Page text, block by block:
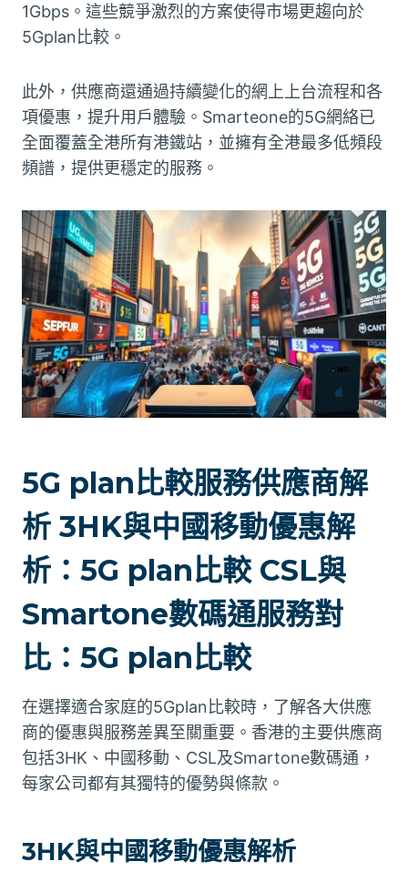
1Gbps。這些競爭激烈的方案使得市場更趨向於
5Gplan比較。
此外，供應商還通過持續變化的網上上台流程和各
項優惠，提升用戶體驗。Smarteone的5G網絡已
全面覆蓋全港所有港鐵站，並擁有全港最多低頻段
頻譜，提供更穩定的服務。
5G plan比較服務供應商解
析 3HK與中國移動優惠解
析：5G plan比較 CSL與
Smartone數碼通服務對
比：5G plan比較
在選擇適合家庭的5Gplan比較時，了解各大供應
商的優惠與服務差異至關重要。香港的主要供應商
包括3HK、中國移動、CSL及Smartone數碼通，
每家公司都有其獨特的優勢與條款。
3HK與中國移動優惠解析